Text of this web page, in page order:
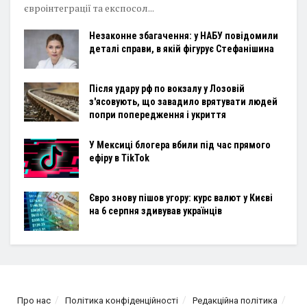
євроінтеграції та експосол...
Незаконне збагачення: у НАБУ повідомили
деталі справи, в якій фігурує Стефанішина
Після удару рф по вокзалу у Лозовій
з'ясовують, що завадило врятувати людей
попри попередження і укриття
У Мексиці блогера вбили під час прямого
ефіру в TikTok
Євро знову пішов угору: курс валют у Києві
на 6 серпня здивував українців
Про нас Політика конфіденційності
Редакційна політика